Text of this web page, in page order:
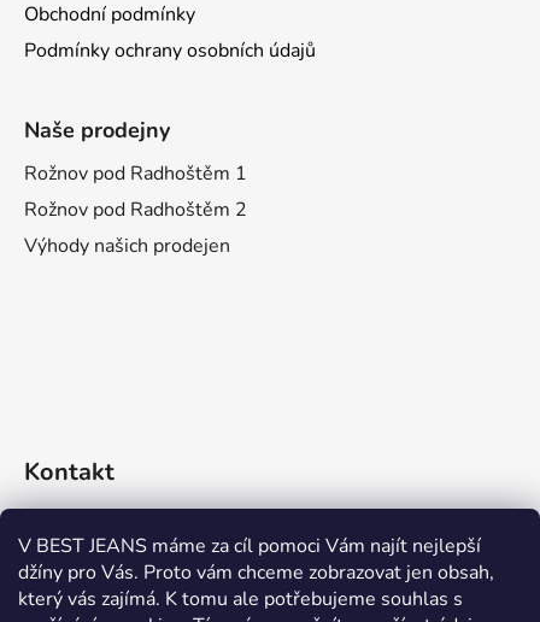
V BEST JEANS máme za cíl pomoci Vám najít nejlepší
džíny pro Vás. Proto vám chceme zobrazovat jen obsah,
který vás zajímá. K tomu ale potřebujeme souhlas s
Obchodní podmínky
Podmínky ochrany osobních údajů
Naše prodejny
Rožnov pod Radhoštěm 1
Rožnov pod Radhoštěm 2
Výhody našich prodejen
Kontakt
eshop@bestjeans.cz
+420 771 200 468